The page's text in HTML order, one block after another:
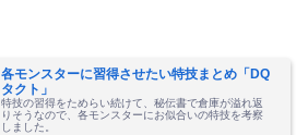
各モンスターに習得させたい特技まとめ「DQ
タクト」
特技の習得をためらい続けて、秘伝書で倉庫が溢れ返
りそうなので、各モンスターにお似合いの特技を考察
しました。